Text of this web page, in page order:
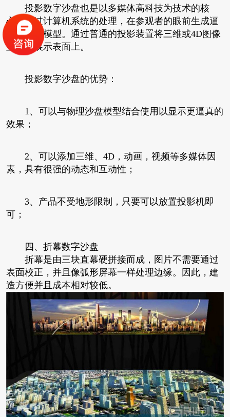
投影数字沙盘也是以多媒体高科技为技术的核
心，通过计算机系统的处理，在参观者的眼前生成逼
真的三维模型。通过普通的投影装置将三维或4D图像
显示在展示表面上。
投影数字沙盘的优势：
1、可以与物理沙盘模型结合使用以显示更逼真的
效果；
2、可以添加三维、4D，动画，视频等多媒体因
素，具有很强的动态和互动性；
3、产品不受地形限制，只要可以放置投影机即
可；
四、折幕数字沙盘
折幕是由三块直幕硬拼接而成，图片不需要通过
表面校正，并且像弧形屏幕一样处理边缘。因此，建
造方便并且成本相对较低。